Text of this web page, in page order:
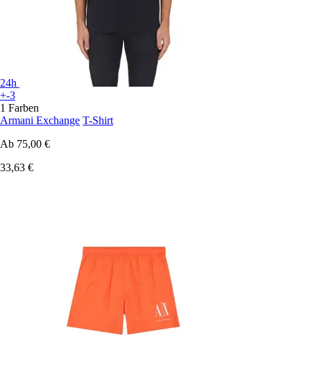
24h
+-3
1 Farben
Armani Exchange T-Shirt
Ab 75,00 €
33,63 €